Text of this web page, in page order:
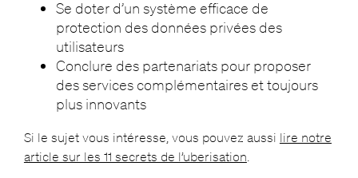
Se doter d’un système efficace de
protection des données privées des
utilisateurs
Conclure des partenariats pour proposer
des services complémentaires et toujours
plus innovants
Si le sujet vous intéresse, vous pouvez aussi lire notre
article sur les 11 secrets de l’uberisation.